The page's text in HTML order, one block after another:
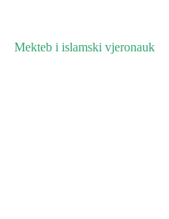
Mekteb i islamski vjeronauk